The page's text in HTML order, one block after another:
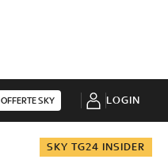
OFFERTE SKY LOGIN
SKY TG24 INSIDER